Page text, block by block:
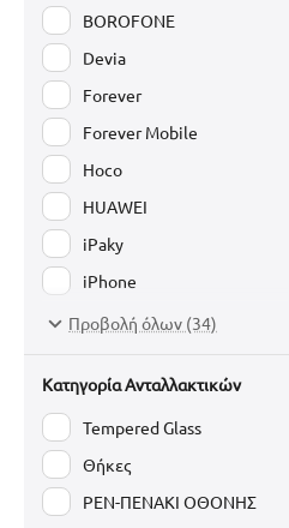
BOROFONE
Devia
Forever
Forever Mobile
Hoco
HUAWEI
iPaky
iPhone
Jelly
maXlife
Nillkin
ONEPLUS
Realme
Προβολή όλων (34)
Κατηγορία Ανταλλακτικών
Tempered Glass
Θήκες
PEN-ΠΕΝΑΚΙ ΟΘΟΝΗΣ